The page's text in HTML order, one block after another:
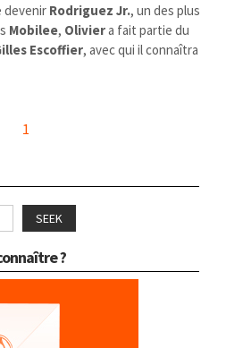
devenir Rodriguez Jr., un des plus
Mobilee, Oliviera fait partie du
Escoffier, avec qui il connaîtra
1
SEEK
?